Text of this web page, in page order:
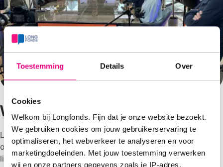
Toestemming Details Over
Cookies
Welkom bij Longfonds. Fijn dat je onze website bezoekt.
We gebruiken cookies om jouw gebruikerservaring te
optimaliseren, het webverkeer te analyseren en voor
marketingdoeleinden. Met jouw toestemming verwerken
wij en onze partners gegevens zoals je IP-adres,
Webinar terugkijken
Longfonds organiseert regelmatig webinars over
onderwerpen die ons en onze achterban na aan het hart
liggen. De webinars worden gegeven door